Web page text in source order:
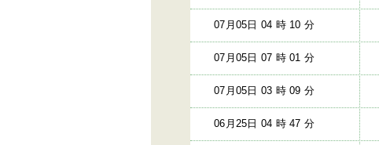
07月05日 04 時 10 分
07月05日 07 時 01 分
07月05日 03 時 09 分
06月25日 04 時 47 分